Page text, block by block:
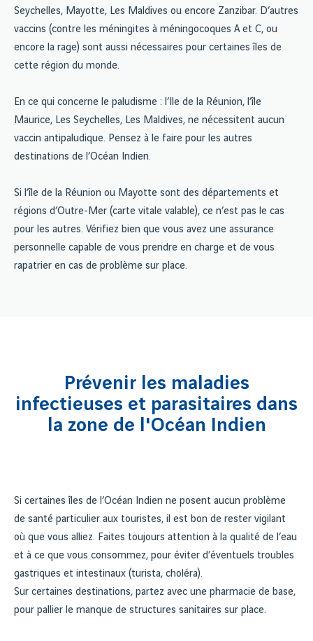
Seychelles, Mayotte, Les Maldives ou encore Zanzibar. D’autres
vaccins (contre les méningites à méningocoques A et C, ou
encore la rage) sont aussi nécessaires pour certaines îles de
cette région du monde.
En ce qui concerne le paludisme : l’Ile de la Réunion, l’île
Maurice, Les Seychelles, Les Maldives, ne nécessitent aucun
vaccin antipaludique. Pensez à le faire pour les autres
destinations de l’Océan Indien.
Si l’île de la Réunion ou Mayotte sont des départements et
régions d’Outre-Mer (carte vitale valable), ce n’est pas le cas
pour les autres. Vérifiez bien que vous avez une assurance
personnelle capable de vous prendre en charge et de vous
rapatrier en cas de problème sur place.
Prévenir les maladies
infectieuses et parasitaires dans
la zone de l'Océan Indien
Si certaines îles de l’Océan Indien ne posent aucun problème
de santé particulier aux touristes, il est bon de rester vigilant
où que vous alliez. Faites toujours attention à la qualité de l’eau
et à ce que vous consommez, pour éviter d’éventuels troubles
gastriques et intestinaux (turista, choléra).
Sur certaines destinations, partez avec une pharmacie de base,
pour pallier le manque de structures sanitaires sur place.